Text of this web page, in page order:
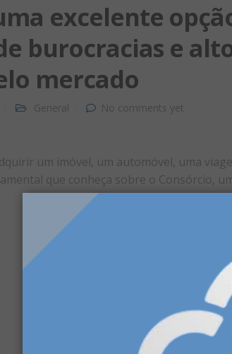
excelente
burocracias e
mercado
General No comments yet
um imóvel, um automóvel, uma
que conheça sobre o Consórcio,